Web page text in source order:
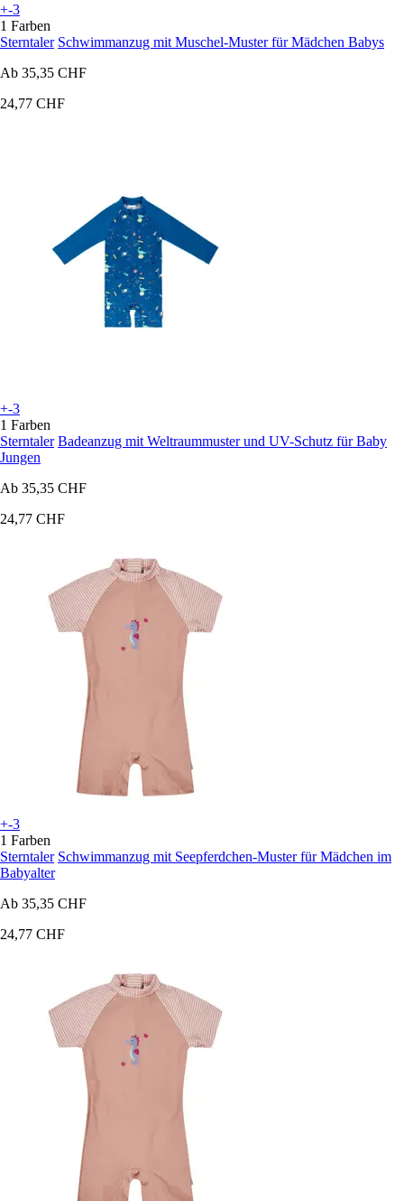
+-3
1 Farben
Sterntaler Schwimmanzug mit Muschel-Muster für Mädchen Babys
Ab 35,35 CHF
24,77 CHF
+-3
1 Farben
Sterntaler Badeanzug mit Weltraummuster und UV-Schutz für Baby
Jungen
Ab 35,35 CHF
24,77 CHF
+-3
1 Farben
Sterntaler Schwimmanzug mit Seepferdchen-Muster für Mädchen im
Babyalter
Ab 35,35 CHF
24,77 CHF